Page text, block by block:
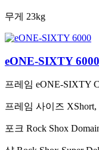
무게 23kg
eONE-SIXTY 6000
프레임 eONE-SIXTY
프레임 사이즈
포크 Rock Shox